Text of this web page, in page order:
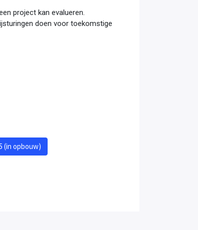
project kan evalueren.
doen voor toekomstige
(in opbouw)